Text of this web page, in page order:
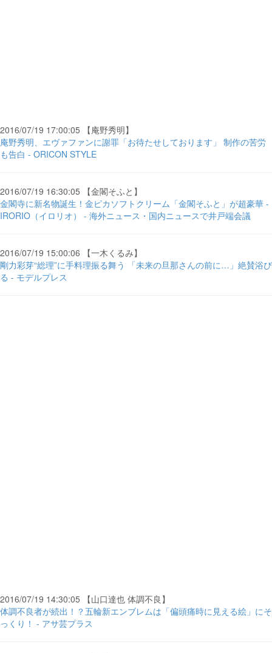
2016/07/19 17:00:05 【庵野秀明】
庵野秀明、エヴァファンに謝罪「お待たせしております」 制作の苦労
も告白 - ORICON STYLE
2016/07/19 16:30:05 【金閣そふと】
金閣寺に新名物誕生！金ピカソフトクリーム「金閣そふと」が超豪華 -
IRORIO（イロリオ） - 海外ニュース・国内ニュースで井戸端会議
2016/07/19 15:00:06 【一木くるみ】
剛力彩芽“総理”に手料理振る舞う 「未来の旦那さんの前に…」絶賛浴び
る - モデルプレス
2016/07/19 14:30:05 【山口達也 体調不良】
体調不良者が続出！？五輪新エンブレムは「偏頭痛時に見える絵」にそ
っくり！ - アサ芸プラス